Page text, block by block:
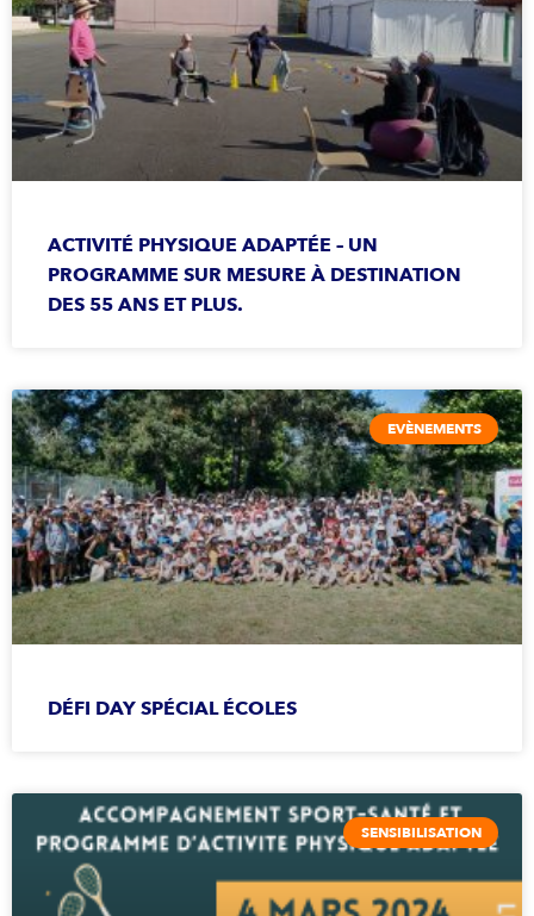
ACTIVITÉ PHYSIQUE ADAPTÉE – UN
PROGRAMME SUR MESURE À DESTINATION
DES 55 ANS ET PLUS.
EVÈNEMENTS
DÉFI DAY SPÉCIAL ÉCOLES
SENSIBILISATION